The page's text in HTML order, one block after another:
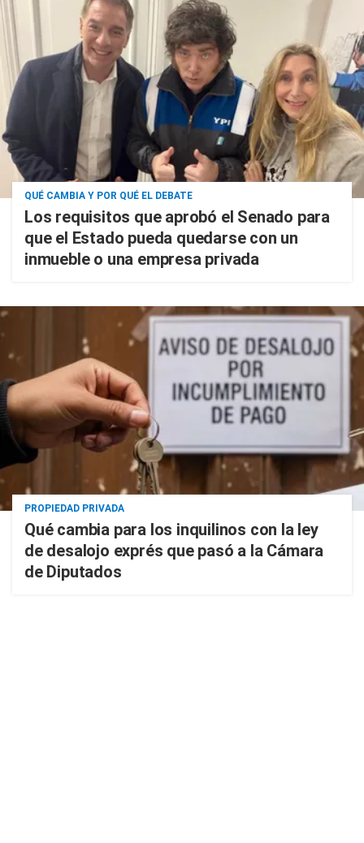
QUÉ CAMBIA Y POR QUÉ EL DEBATE
Los requisitos que aprobó el Senado para
que el Estado pueda quedarse con un
inmueble o una empresa privada
PROPIEDAD PRIVADA
Qué cambia para los inquilinos con la ley
de desalojo exprés que pasó a la Cámara
de Diputados